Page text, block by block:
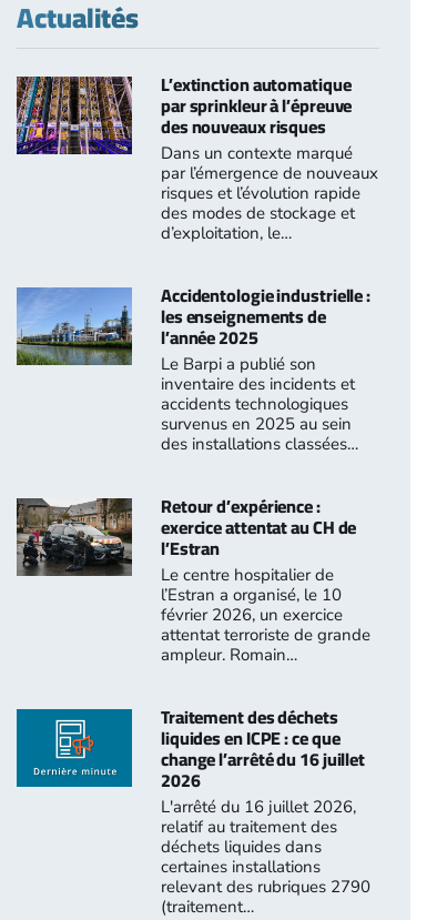
Actualités
L’extinction automatique
par sprinkleur à l’épreuve
des nouveaux risques
Dans un contexte marqué
par l’émergence de nouveaux
risques et l’évolution rapide
des modes de stockage et
d’exploitation, le…
Accidentologie industrielle :
les enseignements de
l’année 2025
Le Barpi a publié son
inventaire des incidents et
accidents technologiques
survenus en 2025 au sein
des installations classées…
Retour d’expérience :
exercice attentat au CH de
l’Estran
Le centre hospitalier de
l’Estran a organisé, le 10
février 2026, un exercice
attentat terroriste de grande
ampleur. Romain…
Traitement des déchets
liquides en ICPE : ce que
change l’arrêté du 16 juillet
2026
L'arrêté du 16 juillet 2026,
relatif au traitement des
déchets liquides dans
certaines installations
relevant des rubriques 2790
(traitement…